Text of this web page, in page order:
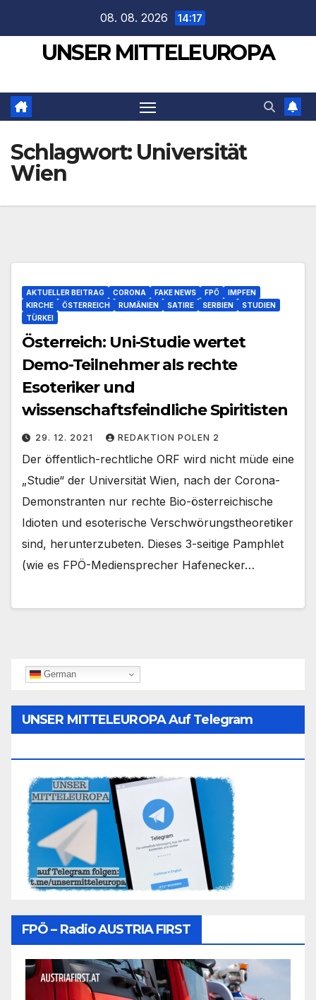
springen
08. 08. 2026 14:17
UNSER MITTELEUROPA
Schlagwort: Universität
Wien
AKTUELLER BEITRAG CORONA FAKE NEWS FPÖ
IMPFEN
KIRCHE
ÖSTERREICH RUMÄNIEN SATIRE SERBIEN
STUDIEN
TÜRKEI
Österreich: Uni-Studie wertet
Demo-Teilnehmer als rechte
Esoteriker und
wissenschaftsfeindliche Spiritisten
29. 12. 2021 REDAKTION POLEN 2
Der öffentlich-rechtliche ORF wird nicht müde eine
„Studie“ der Universität Wien, nach der Corona-
Demonstranten nur rechte Bio-österreichische
Idioten und esoterische Verschwörungstheoretiker
sind, herunterzubeten. Dieses 3-seitige Pamphlet
(wie es FPÖ-Mediensprecher Hafenecker…
German
UNSER MITTELEUROPA Auf Telegram
FPÖ – Radio AUSTRIA FIRST